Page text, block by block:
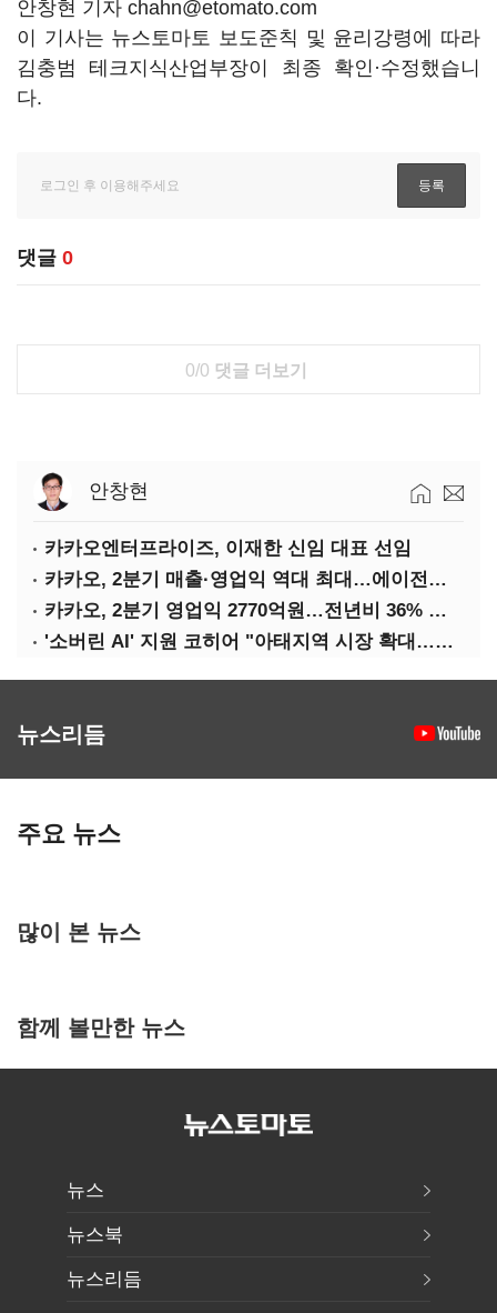
안창현 기자 chahn@etomato.com
이 기사는 뉴스토마토 보도준칙 및 윤리강령에 따라
김충범 테크지식산업부장이 최종 확인·수정했습니
다.
댓글 0
0/0 댓글 더보기
안창현
카카오엔터프라이즈, 이재한 신임 대표 선임
카카오, 2분기 매출·영업익 역대 최대…에이전트 AI 수익화 관건
카카오, 2분기 영업익 2770억원…전년비 36% 증가
'소버린 AI' 지원 코히어 "아태지역 시장 확대…한국·일본 법인 설립"
뉴스리듬
주요 뉴스
많이 본 뉴스
함께 볼만한 뉴스
뉴스
뉴스북
뉴스리듬